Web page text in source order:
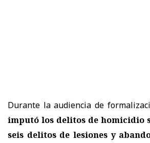
Durante la audiencia de
imputó los delitos de homicidio
seis delitos de lesiones y